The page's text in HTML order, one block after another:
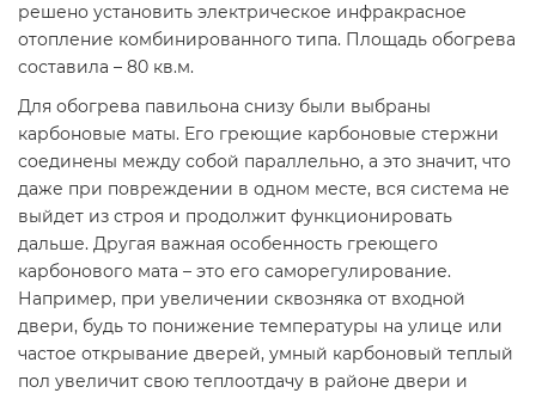
решено установить электрическое инфракрасное
отопление комбинированного типа. Площадь обогрева
составила – 80 кв.м.
Для обогрева павильона снизу были выбраны
карбоновые маты. Его греющие карбоновые стержни
соединены между собой параллельно, а это значит, что
даже при повреждении в одном месте, вся система не
выйдет из строя и продолжит функционировать
дальше. Другая важная особенность греющего
карбонового мата – это его саморегулирование.
Например, при увеличении сквозняка от входной
двери, будь то понижение температуры на улице или
частое открывание дверей, умный карбоновый теплый
пол увеличит свою теплоотдачу в районе двери и